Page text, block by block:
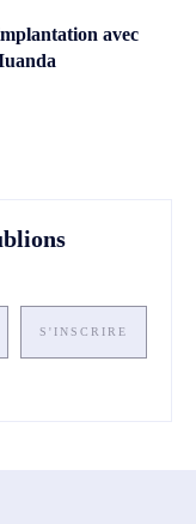
avec
S'INSCRIRE